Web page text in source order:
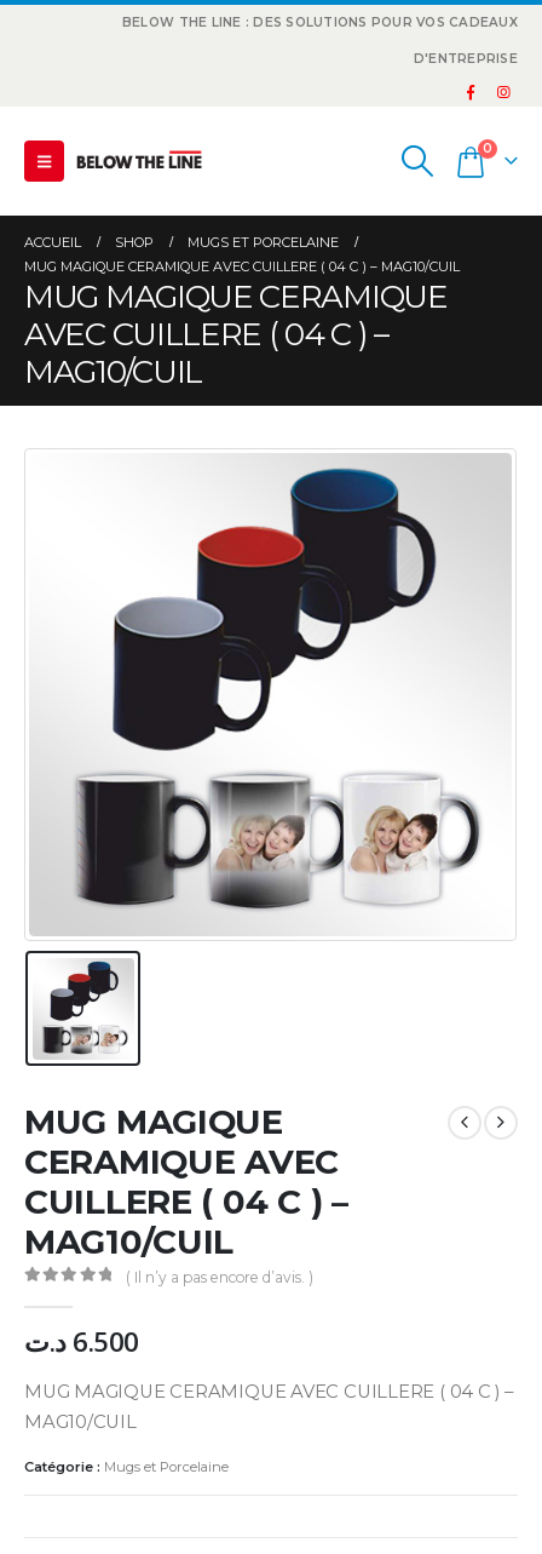
BELOW THE LINE : DES SOLUTIONS POUR VOS CADEAUX
D'ENTREPRISE
0
ACCUEIL SHOP
MUGS ET PORCELAINE
MUG MAGIQUE CERAMIQUE AVEC CUILLERE ( 04 C ) – MAG10/CUIL
MUG MAGIQUE CERAMIQUE
AVEC CUILLERE ( 04 C ) –
MAG10/CUIL
MUG MAGIQUE
CERAMIQUE AVEC
CUILLERE ( 04 C ) –
MAG10/CUIL
( Il n’y a pas encore d’avis. )
6.500 د.ت
MUG MAGIQUE CERAMIQUE AVEC CUILLERE ( 04 C ) –
MAG10/CUIL
Catégorie : Mugs et Porcelaine